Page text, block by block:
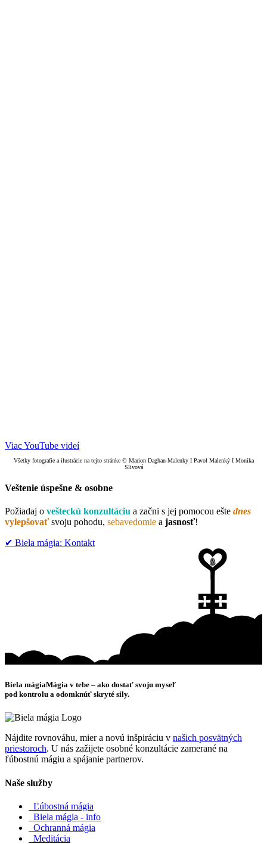
Viac YouTube videí
Všetky fotografie a ilustrácie na tejto stránke © Marion Daghan-Malenky I Pavol Malenký I Monika
Slivová
Veštenie úspešne & osobne
Požiadaj o vešteckú konzultáciu a začni s jej pomocou ešte dnes
vylepšovaťsvoju pohodu, sebavedomie a jasnosť!
✔︎ Biela mágia: Kontakt
Biela mágiaMágia v tebe – ako dostať svoju myseľ
pod kontrolu a odomknúť skryté sily.
Nájdite rovnováhu, mier a novú inšpiráciu v našich posvätných
priestoroch. U nás zažijete osobné konzultácie zamerané na
ľúbostnú mágiu a spájanie partnerov.
Naše služby
Ľúbostná mágia
Biela mágia - info
Ochranná mágia
Meditácia